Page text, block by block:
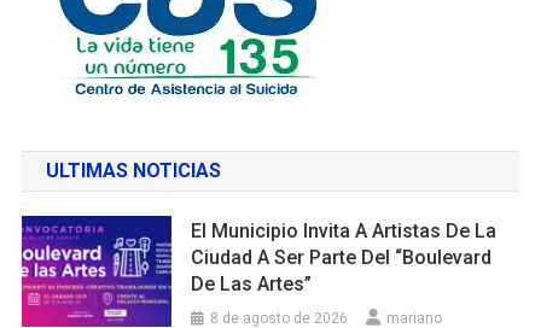
ULTIMAS NOTICIAS
El Municipio Invita A Artistas De La
Ciudad A Ser Parte Del “Boulevard
De Las Artes”
8 de agosto de 2026 mariano